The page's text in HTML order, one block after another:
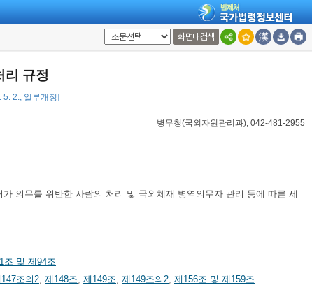
화면내검색
리 규정
5. 2., 일부개정]
병무청(국외자원관리과), 042-481-2955
의무를 위반한 사람의 처리 및 국외체재 병역의무자 관리 등에 따른 세
조 및 제94조
조의2, 제148조, 제149조, 제149조의2, 제156조 및 제159조